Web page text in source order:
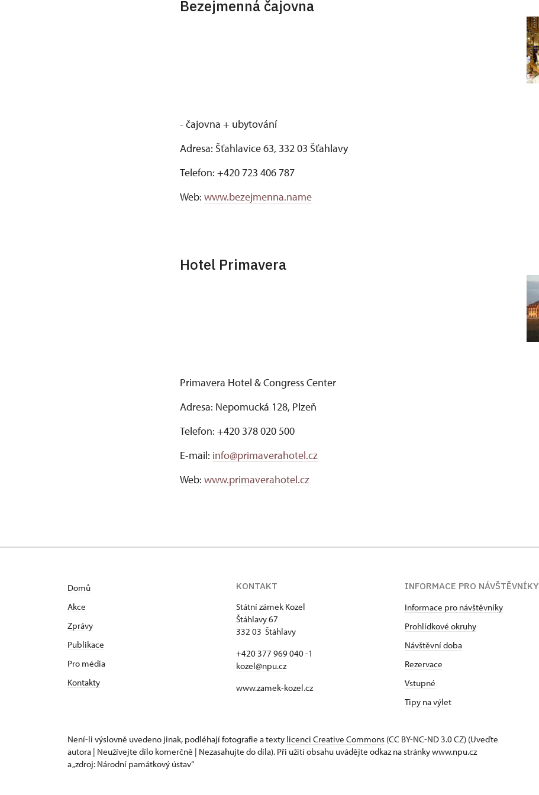
Bezejmenná čajovna
- čajovna + ubytování
Adresa: Šťahlavice 63, 332 03 Šťahlavy
Telefon: +420 723 406 787
Web: www.bezejmenna.name
Hotel Primavera
Primavera Hotel & Congress Center
Adresa: Nepomucká 128, Plzeň
Telefon: +420 378 020 500
E-mail: info@primaverahotel.cz
Web: www.primaverahotel.cz
Domů
Akce
Zprávy
Publikace
Pro média
Kontakty
KONTAKT
Státní zámek Kozel
Štáhlavy 67
332 03 Štáhlavy
+420 377 969 040 -1
kozel@npu.cz
www.zamek-kozel.cz
INFORMACE PRO NÁVŠTĚVNÍKY
Informace pro návštěvníky
Prohlídkové okruhy
Návštěvní doba
Rezervace
Vstupné
Tipy na výlet
Není-li výslovně uvedeno jinak, podléhají fotografie a texty licenci Creative Commons (CC BY-NC-ND 3.0 CZ) (Uveďte
autora | Neužívejte dílo komerčně | Nezasahujte do díla). Při užití obsahu uvádějte odkaz na stránky www.npu.cz
a „zdroj: Národní památkový ústav“